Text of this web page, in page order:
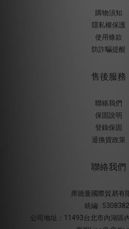
購物須知
隱私權保護
使用條款
防詐騙提醒
售後服務
聯絡我們
保固說明
登錄保固
退換貨政策
聯絡我們
席德曼國際貿易有
統編 :
公司地址：11493台北市內湖區